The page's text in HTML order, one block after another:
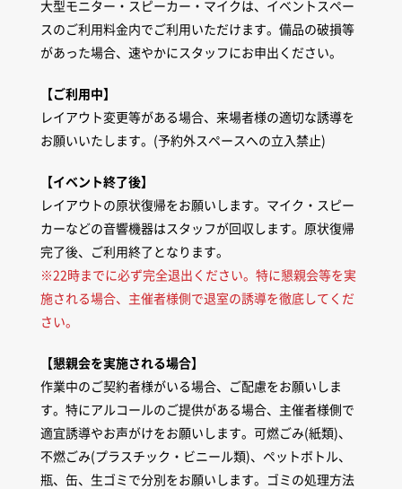
大型モニター・スピーカー・マイクは、イベントスペー
スのご利用料金内でご利用いただけます。備品の破損等
があった場合、速やかにスタッフにお申出ください。
【ご利用中】
レイアウト変更等がある場合、来場者様の適切な誘導を
お願いいたします。(予約外スペースへの立入禁止)
【イベント終了後】
レイアウトの原状復帰をお願いします。マイク・スピー
カーなどの音響機器はスタッフが回収します。原状復帰
完了後、ご利用終了となります。
※22時までに必ず完全退出ください。特に懇親会等を実
施される場合、主催者様側で退室の誘導を徹底してくだ
さい。
【懇親会を実施される場合】
作業中のご契約者様がいる場合、ご配慮をお願いしま
す。特にアルコールのご提供がある場合、主催者様側で
適宜誘導やお声がけをお願いします。可燃ごみ(紙類)、
不燃ごみ(プラスチック・ビニール類)、ペットボトル、
瓶、缶、生ゴミで分別をお願いします。ゴミの処理方法